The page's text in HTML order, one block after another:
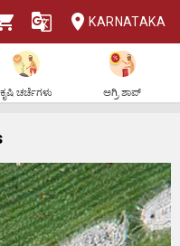
KARNATAKA
ಕೃಷಿ ಚರ್ಚೆಗಳು ಅಗ್ರಿ ಶಾಪ್